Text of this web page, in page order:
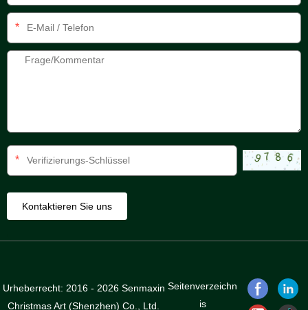
*
*
Urheberrecht: 2016 - 2026 Senmaxin
Christmas Art (Shenzhen) Co., Ltd.
Seitenverzeichn
is